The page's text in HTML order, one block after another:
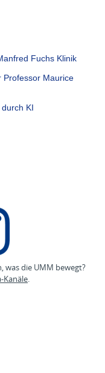
Fuchs Klinik
Professor Maurice
KI
was die UMM bewegt?
Kanäle.